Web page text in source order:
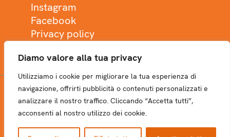
Diamo valore alla tua privacy
Utilizziamo i cookie per migliorare la tua esperienza di
navigazione, offrirti pubblicità o contenuti personalizzati e
analizzare il nostro traffico. Cliccando “Accetta tutti”,
acconsenti al nostro utilizzo dei cookie.
Instagram
Facebook
Privacy policy
NEWSLETTER